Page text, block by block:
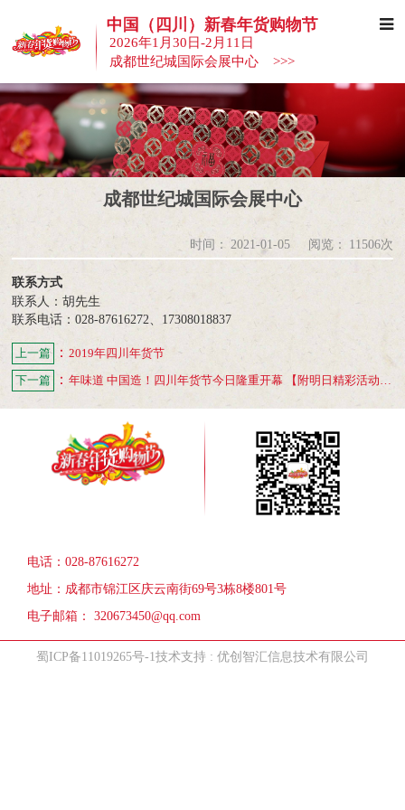
中国（四川）新春年货购物节
2026年1月30日-2月11日
成都世纪城国际会展中心 >>>
成都世纪城国际会展中心
阅览： 11506次
时间： 2021-01-05
联系方式
联系人：胡先生
联系电话：028-87616272、17308018837
上一篇 ：2019年四川年货节
下一篇
：年味道 中国造！四川年货节今日隆重开幕 【附明日精彩活动预告】
电话：028-87616272
地址：成都市锦江区庆云南街69号3栋8楼801号
电子邮箱： 320673450@qq.com
蜀ICP备11019265号-1技术支持 : 优创智汇信息技术有限公司